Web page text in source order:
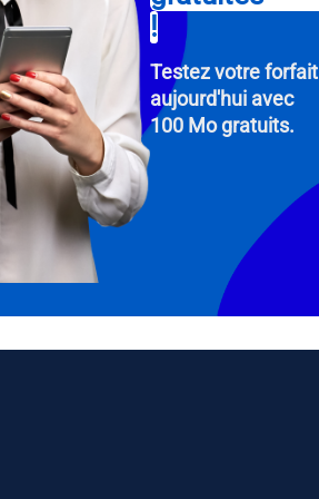
To
in
!
Testez votre forfait
aujourd'hui avec
100 Mo gratuits.